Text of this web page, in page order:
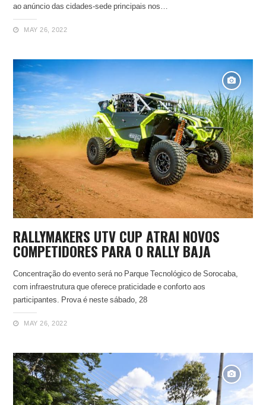
ao anúncio das cidades-sede principais nos…
MAY 26, 2022
RALLYMAKERS UTV CUP ATRAI NOVOS
COMPETIDORES PARA O RALLY BAJA
Concentração do evento será no Parque Tecnológico de Sorocaba,
com infraestrutura que oferece praticidade e conforto aos
participantes. Prova é neste sábado, 28
MAY 26, 2022